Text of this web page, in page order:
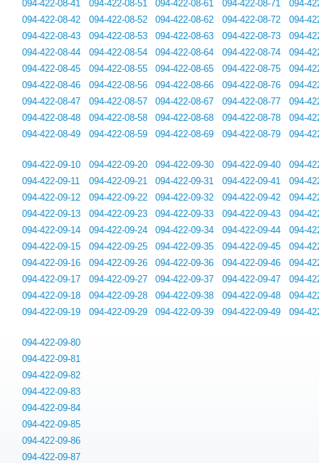
094-422-08-41
094-422-08-42
094-422-08-43
094-422-08-44
094-422-08-45
094-422-08-46
094-422-08-47
094-422-08-48
094-422-08-49
094-422-08-51
094-422-08-52
094-422-08-53
094-422-08-54
094-422-08-55
094-422-08-56
094-422-08-57
094-422-08-58
094-422-08-59
094-422-08-61
094-422-08-62
094-422-08-63
094-422-08-64
094-422-08-65
094-422-08-66
094-422-08-67
094-422-08-68
094-422-08-69
094-422-08-71
094-422-08-72
094-422-08-73
094-422-08-74
094-422-08-75
094-422-08-76
094-422-08-77
094-422-08-78
094-422-08-79
094-
094-
094-
094-
094-
094-
094-
094-
094-
094-422-09-10
094-422-09-11
094-422-09-12
094-422-09-13
094-422-09-14
094-422-09-15
094-422-09-16
094-422-09-17
094-422-09-18
094-422-09-19
094-422-09-20
094-422-09-21
094-422-09-22
094-422-09-23
094-422-09-24
094-422-09-25
094-422-09-26
094-422-09-27
094-422-09-28
094-422-09-29
094-422-09-30
094-422-09-31
094-422-09-32
094-422-09-33
094-422-09-34
094-422-09-35
094-422-09-36
094-422-09-37
094-422-09-38
094-422-09-39
094-422-09-40
094-422-09-41
094-422-09-42
094-422-09-43
094-422-09-44
094-422-09-45
094-422-09-46
094-422-09-47
094-422-09-48
094-422-09-49
094-
094-
094-
094-
094-
094-
094-
094-
094-
094-
094-422-09-80
094-422-09-81
094-422-09-82
094-422-09-83
094-422-09-84
094-422-09-85
094-422-09-86
094-422-09-87